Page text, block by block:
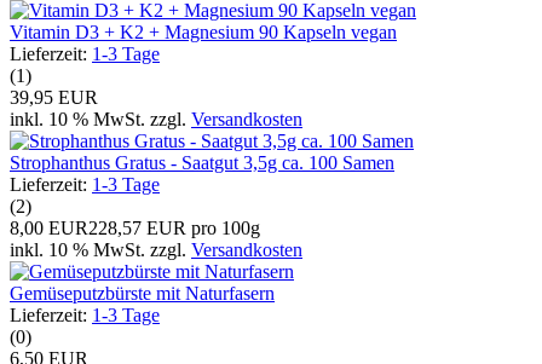
Vitamin D3 + K2 + Magnesium 90 Kapseln vegan
Lieferzeit: 1-3 Tage
(1)
39,95 EUR
inkl. 10 % MwSt. zzgl. Versandkosten
Strophanthus Gratus - Saatgut 3,5g ca. 100 Samen
Lieferzeit: 1-3 Tage
(2)
8,00 EUR228,57 EUR pro 100g
inkl. 10 % MwSt. zzgl. Versandkosten
Gemüseputzbürste mit Naturfasern
Lieferzeit: 1-3 Tage
(0)
6,50 EUR